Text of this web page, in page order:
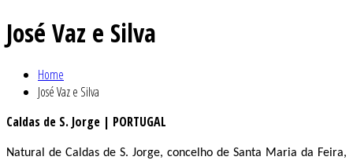
José Vaz e Silva
Home
José Vaz e Silva
Caldas de S. Jorge | PORTUGAL
Natural de Caldas de S. Jorge, concelho de Santa Maria da Feira,